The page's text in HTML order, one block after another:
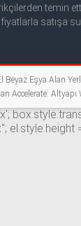
temin
satışa
Beyaz Eşya Alan
Accelerate. Altyapı
el.style.height